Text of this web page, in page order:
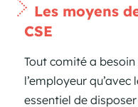
Les moyens
CSE
Tout comité a
l’employeur qu’avec
essentiel de